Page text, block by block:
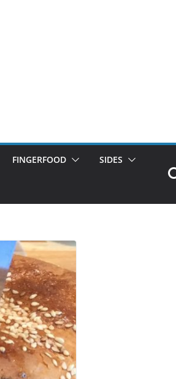
FINGERFOOD SIDES